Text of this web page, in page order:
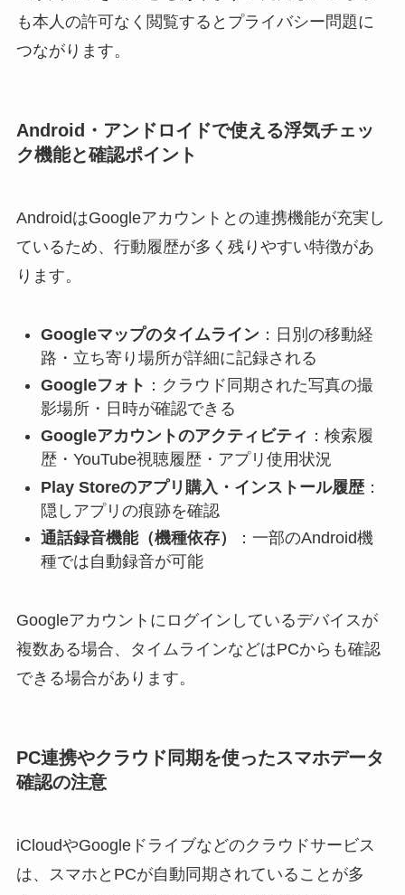
も本人の許可なく閲覧するとプライバシー問題に
つながります。
Android・アンドロイドで使える浮気チェッ
ク機能と確認ポイント
AndroidはGoogleアカウントとの連携機能が充実し
ているため、行動履歴が多く残りやすい特徴があ
ります。
Googleマップのタイムライン：日別の移動経
路・立ち寄り場所が詳細に記録される
Googleフォト ：クラウド同期された写真の撮
影場所・日時が確認できる
Googleアカウントのアクティビティ ：検索履
歴・YouTube視聴履歴・アプリ使用状況
Play Storeのアプリ購入・インストール履歴：
隠しアプリの痕跡を確認
通話録音機能（機種依存）
：一部のAndroid機
種では自動録音が可能
Googleアカウントにログインしているデバイスが
複数ある場合、タイムラインなどはPCからも確認
できる場合があります。
PC連携やクラウド同期を使ったスマホデータ
確認の注意
iCloudやGoogleドライブなどのクラウドサービス
は、スマホとPCが自動同期されていることが多